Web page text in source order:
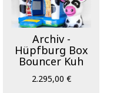
Archiv -
Hüpfburg Box
Bouncer Kuh
2.295,00 €